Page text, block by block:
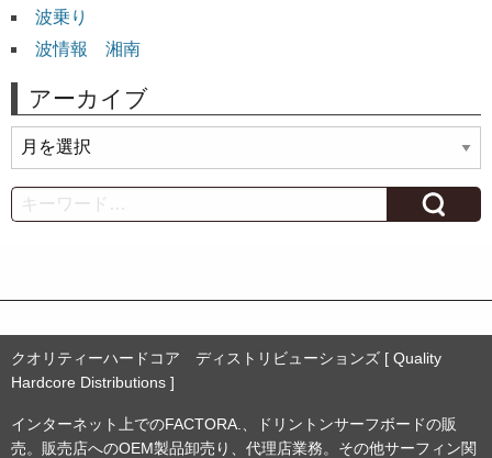
波乗り
波情報 湘南
アーカイブ
ー
カ
イ
Search
クオリティーハードコア ディストリビューションズ [ Quality
Hardcore Distributions ]
インターネット上でのFACTORA.、ドリントンサーフボードの販
売。販売店へのOEM製品卸売り、代理店業務。その他サーフィン関